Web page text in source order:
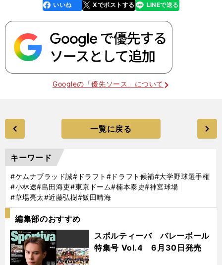
faceboo
k
いいね Xでポストする
line LINEで送る
Googleの「優先ソース」について
一覧に戻る
キーワード
#ケムナブラッド誠#ドラフト #ドラフト候補#大学野球選手権
#小林遼#島田海吏#東京ドーム#楠本泰史#神宮球場
#草場亮太#近藤弘樹#飯田晴海
編集部のおすすめ
スポルティーバ バレーボール
特集号 Vol.4 6月30日発売